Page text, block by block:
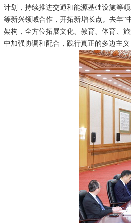
计划，持续推进交通和能源基础设施等
等新兴领域合作，开拓新增长点。去年“
架构，全方位拓展文化、教育、体育、
中加强协调和配合，践行真正的多边主